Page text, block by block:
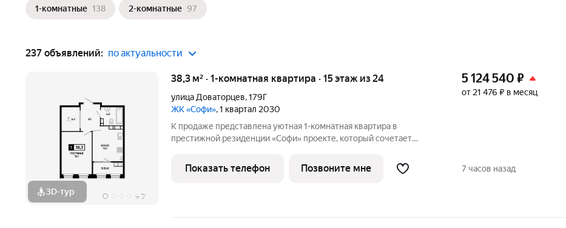
1-комнатные 138 2-комнатные 97
237 объявлений: по актуальности
3D-тур + 7
38,3 м² · 1-комнатная квартира · 15 этаж из 24
улица Доваторцев,179Г
ЖК «Софи», 1 квартал 2030
К продаже представлена уютная 1-комнатная квартира в
престижной резиденции «Софи» проекте, который сочетает
Ставрополя от федерального застройщика ЮгСтройИнвест!
Застройщик ЮгСтройИнвест: Мы
5 124 540 ₽
от 21 476 ₽ в месяц
Показать телефон Позвоните мне 7 часов назад